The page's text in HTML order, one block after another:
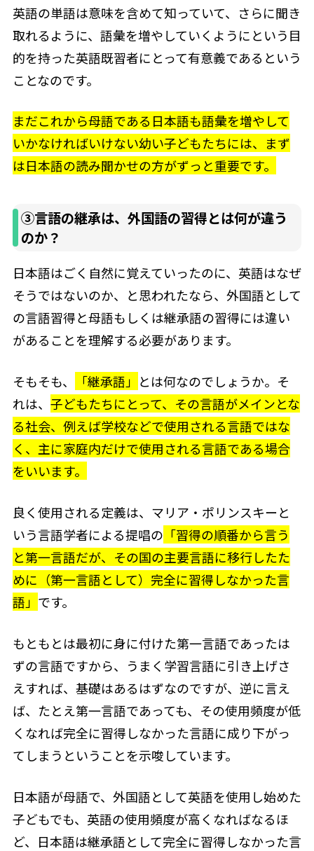
英語の単語は意味を含めて知っていて、さらに聞き
取れるように、語彙を増やしていくようにという目
的を持った英語既習者にとって有意義であるという
ことなのです。
まだこれから母語である日本語も語彙を増やして
いかなければいけない幼い子どもたちには、まず
は日本語の読み聞かせの方がずっと重要です。
③言語の継承は、外国語の習得とは何が違う
のか？
日本語はごく自然に覚えていったのに、英語はなぜ
そうではないのか、と思われたなら、外国語として
の言語習得と母語もしくは継承語の習得には違い
があることを理解する必要があります。
そもそも、 「継承語」 とは何なのでしょうか。そ
れは、 子どもたちにとって、その言語がメインとな
る社会、例えば学校などで使用される言語ではな
く、主に家庭内だけで使用される言語である場合
をいいます。
良く使用される定義は、マリア・ポリンスキーと
いう言語学者による提唱の 「習得の順番から言う
と第一言語だが、その国の主要言語に移行したた
めに（第一言語として）完全に習得しなかった言
語」 です。
もともとは最初に身に付けた第一言語であったは
ずの言語ですから、うまく学習言語に引き上げさ
えすれば、基礎はあるはずなのですが、逆に言え
ば、たとえ第一言語であっても、その使用頻度が低
くなれば完全に習得しなかった言語に成り下がっ
てしまうということを示唆しています。
日本語が母語で、外国語として英語を使用し始めた
子どもでも、英語の使用頻度が高くなればなるほ
ど、日本語は継承語として完全に習得しなかった言